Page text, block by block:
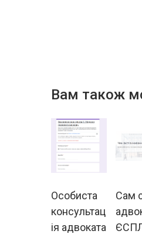
Вам також
Особиста
консультац
ія адвоката
Сам